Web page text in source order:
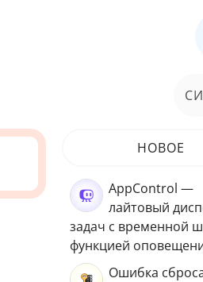
НОВОЕ
AppControl —
лайтовый
задач с временной
функцией
Ошибка